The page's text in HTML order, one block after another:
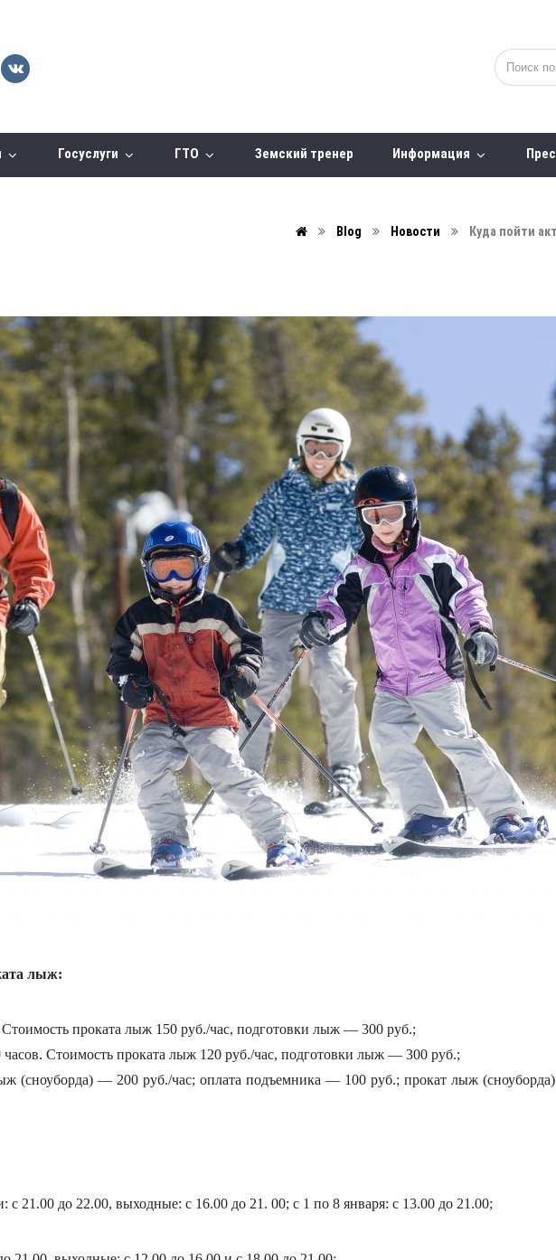
Госуслуги ГТО Земский тренер Информация
Blog Новости Куда пойти
лыж:
проката лыж 150 руб./час, подготовки лыж — 300 руб.;
Стоимость проката лыж 120 руб./час, подготовки лыж — 300 руб.;
(сноуборда) — 200 руб./час; оплата подъемника — 100 руб.; прокат лыж
21.00 до 22.00, выходные: с 16.00 до 21. 00; с 1 по 8 января: с 13.00 до 21.00;